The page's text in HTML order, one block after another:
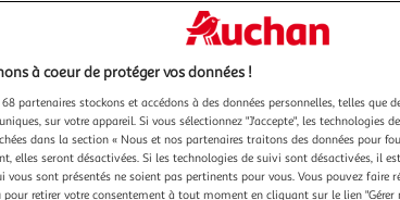
à coeur de protéger vos données !
partenaires stockons et accédons à des données personnelles, telles que
sur votre appareil. Si vous sélectionnez "J'accepte", les technologies
dans la section « Nous et nos partenaires traitons des données pour
elles seront désactivées. Si les technologies de suivi sont désactivées, il
vous sont présentés ne soient pas pertinents pour vous. Vous pouvez faire
pour retirer votre consentement à tout moment en cliquant sur le lien "Gérer